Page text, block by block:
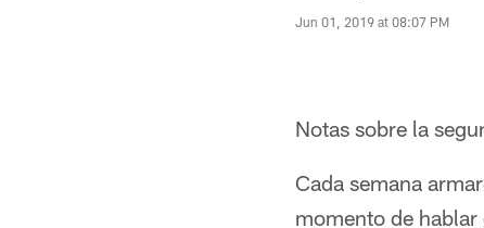
Jun 01, 2019 at 08:07 PM
Notas sobre la
Cada semana
momento de